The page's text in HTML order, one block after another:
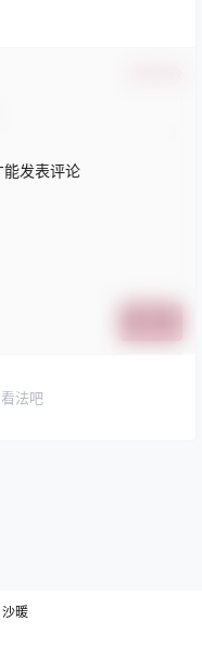
发表评论
法吧
沙暖